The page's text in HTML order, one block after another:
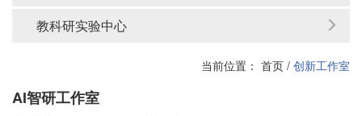
教科研实验中心
当前位置： 首页 / 创新工作室
AI智研工作室